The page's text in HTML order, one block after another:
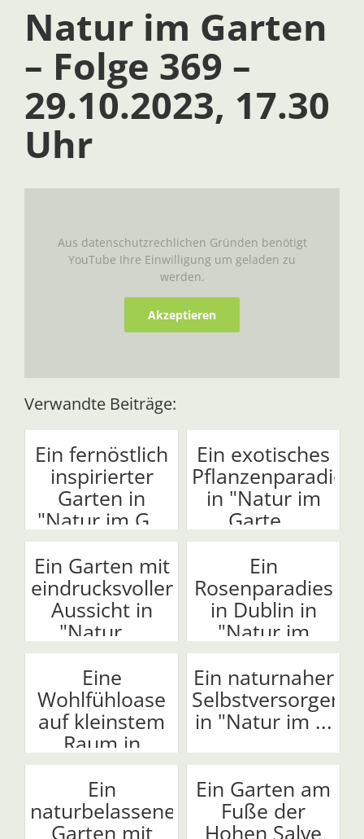
Natur im Garten
– Folge 369 –
29.10.2023, 17.30
Uhr
Aus datenschutzrechlichen Gründen benötigt
YouTube Ihre Einwilligung um geladen zu
werden.
Akzeptieren
Verwandte Beiträge:
Ein fernöstlich
inspirierter
Garten in
"Natur im G...
Ein exotisches
Pflanzenparadies
in "Natur im
Garte...
Ein Garten mit
eindrucksvoller
Aussicht in
"Natur ...
Ein
Rosenparadies
in Dublin in
"Natur im
Garten"
Eine
Wohlfühloase
auf kleinstem
Raum in
"Natur im ...
Ein naturnaher
in "Natur im ...
Ein
naturbelassener
Garten mit
Ein Garten am
Fuße der
Hohen Salve